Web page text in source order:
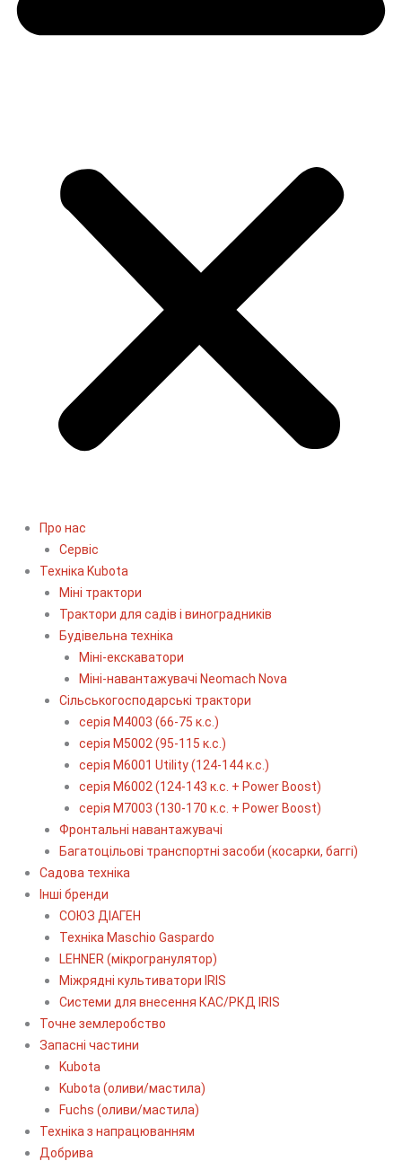
Про нас
Сервіс
Технiка Kubota
Міні трактори
Трактори для садів і виноградників
Будівельна техніка
Міні-екскаватори
Міні-навантажувачі Neomach Nova
Сільськогосподарські трактори
серія М4003 (66-75 к.с.)
серія М5002 (95-115 к.с.)
серія M6001 Utility (124-144 к.с.)
серія М6002 (124-143 к.с. + Power Boost)
серія М7003 (130-170 к.с. + Power Boost)
Фронтальні навантажувачі
Багатоцільові транспортні засоби (косарки, баггі)
Садова техніка
Інші бренди
СОЮЗ ДІАГЕН
Техніка Maschio Gaspardo
LEHNER (мікрогранулятор)
Міжрядні культиватори IRIS
Системи для внесення КАС/РКД IRIS
Точне землеробство
Запасні частини
Kubota
Kubota (оливи/мастила)
Fuchs (оливи/мастила)
Техніка з напрацюванням
Добрива